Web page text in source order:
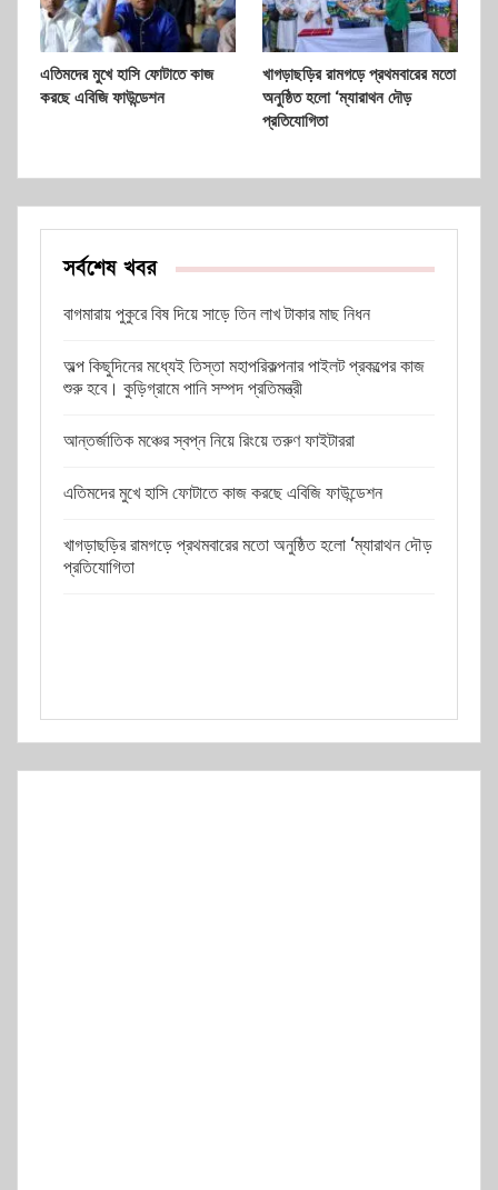
এতিমদের মুখে হাসি ফোটাতে কাজ
করছে এবিজি ফাউন্ডেশন
খাগড়াছড়ির রামগড়ে প্রথমবারের মতো
অনুষ্ঠিত হলো ‘ম্যারাথন দৌড়
প্রতিযোগিতা
সর্বশেষ খবর
বাগমারায় পুকুরে বিষ দিয়ে সাড়ে তিন লাখ টাকার মাছ নিধন
অল্প কিছুদিনের মধ্যেই তিস্তা মহাপরিকল্পনার পাইলট প্রকল্পের কাজ
শুরু হবে। কুড়িগ্রামে পানি সম্পদ প্রতিমন্ত্রী
আন্তর্জাতিক মঞ্চের স্বপ্ন নিয়ে রিংয়ে তরুণ ফাইটাররা
এতিমদের মুখে হাসি ফোটাতে কাজ করছে এবিজি ফাউন্ডেশন
খাগড়াছড়ির রামগড়ে প্রথমবারের মতো অনুষ্ঠিত হলো ‘ম্যারাথন দৌড়
প্রতিযোগিতা